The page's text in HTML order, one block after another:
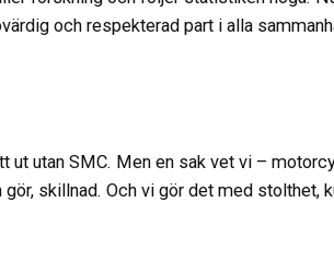
och respekterad part i alla
ut utan SMC. Men en sak vet vi –
skillnad. Och vi gör det med stolthet,